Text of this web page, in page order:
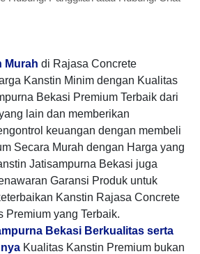
Murah di Rajasa Concrete
Kanstin Minim dengan Kualitas
Bekasi Premium Terbaik dari
lain dan memberikan
keuangan dengan membeli
Secara Murah dengan Harga yang
Jatisampurna Bekasi juga
Garansi Produk untuk
Kanstin Rajasa Concrete
Premium yang Terbaik.
Bekasi Berkualitas serta
Kualitas Kanstin Premium bukan